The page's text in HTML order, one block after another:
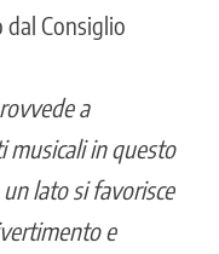
Consiglio
a
in questo
un lato si favorisce
e